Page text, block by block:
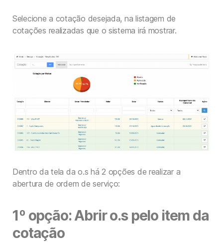
Selecione a cotação desejada, na listagem de
cotações realizadas que o sistema irá mostrar.
Dentro da tela da o.s há 2 opções de realizar a
abertura de ordem de serviço:
1º opção: Abrir o.s pelo item da
cotação